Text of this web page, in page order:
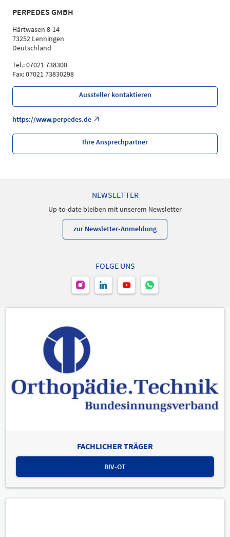
PERPEDES GMBH
Härtwasen 8-14
73252 Lenningen
Deutschland
Tel.: 07021 738300
Fax: 07021 73830298
Aussteller kontaktieren
https://www.perpedes.de
Ihre Ansprechpartner
NEWSLETTER
Up-to-date bleiben mit unserem Newsletter
zur Newsletter-Anmeldung
FOLGE UNS
FACHLICHER TRÄGER
BIV-OT